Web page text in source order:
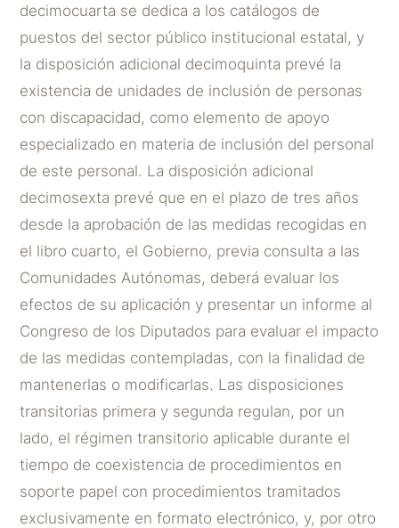
decimocuarta se dedica a los catálogos de
puestos del sector público institucional estatal, y
la disposición adicional decimoquinta prevé la
existencia de unidades de inclusión de personas
con discapacidad, como elemento de apoyo
especializado en materia de inclusión del personal
de este personal. La disposición adicional
decimosexta prevé que en el plazo de tres años
desde la aprobación de las medidas recogidas en
el libro cuarto, el Gobierno, previa consulta a las
Comunidades Autónomas, deberá evaluar los
efectos de su aplicación y presentar un informe al
Congreso de los Diputados para evaluar el impacto
de las medidas contempladas, con la finalidad de
mantenerlas o modificarlas. Las disposiciones
transitorias primera y segunda regulan, por un
lado, el régimen transitorio aplicable durante el
tiempo de coexistencia de procedimientos en
soporte papel con procedimientos tramitados
exclusivamente en formato electrónico, y, por otro